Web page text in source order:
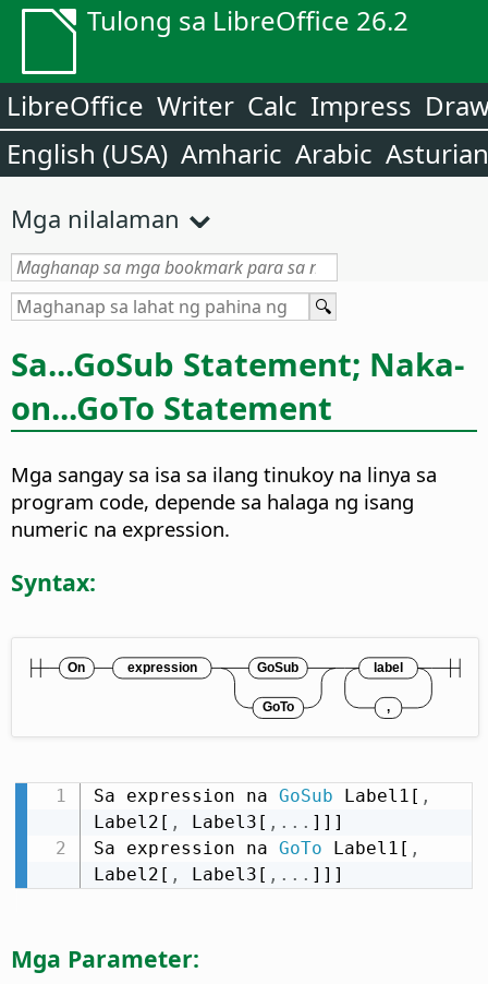
Tulong sa LibreOffice 26.2
LibreOffice Writer Calc Impress
English (USA) Amharic Arabic Asturian
Mga nilalaman
Sa...GoSub Statement; Naka-
on...GoTo Statement
Mga sangay sa isa sa ilang tinukoy na linya sa
program code, depende sa halaga ng isang
numeric na expression.
Syntax:
Sa expression na GoSub Label1[ ,
Label2[ , Label3[ , . . . ]]]
Sa expression na GoTo Label1[ ,
Label2[ , Label3[ , . . . ]]]
Mga Parameter: